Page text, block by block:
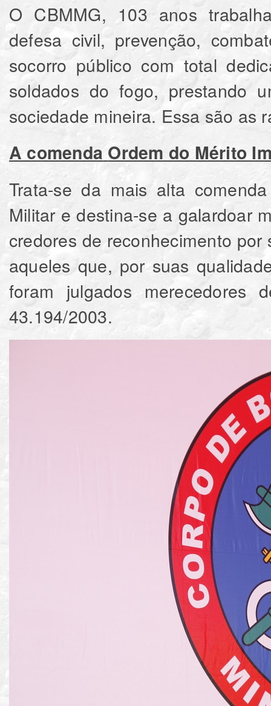
O CBMMG, 103 anos
defesa civil, prevenção,
socorro público com total
soldados do fogo, prestando
sociedade mineira. Essa são as
A comenda Ordem do Mérito
Trata-se da mais alta
Militar e destina-se a galardoar
credores de reconhecimento
aqueles que, por suas
foram julgados merecedores
43.194/2003.